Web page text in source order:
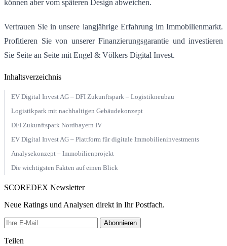
können aber vom späteren Design abweichen.
Vertrauen Sie in unsere langjährige Erfahrung im Immobilienmarkt.
Profitieren Sie von unserer Finanzierungsgarantie und investieren
Sie Seite an Seite mit Engel & Völkers Digital Invest.
Inhaltsverzeichnis
EV Digital Invest AG – DFI Zukunftspark – Logistikneubau
Logistikpark mit nachhaltigen Gebäudekonzept
DFI Zukunftspark Nordbayern IV
EV Digital Invest AG – Plattform für digitale Immobilieninvestments
Analysekonzept – Immobilienprojekt
Die wichtigsten Fakten auf einen Blick
SCOREDEX Newsletter
Neue Ratings und Analysen direkt in Ihr Postfach.
Abonnieren
Teilen